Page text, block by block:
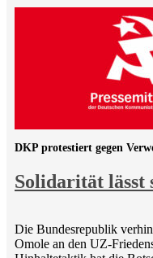
Solidarität lässt
DKP protestiert gegen
Die Bundesrepublik
Omole an den UZ-